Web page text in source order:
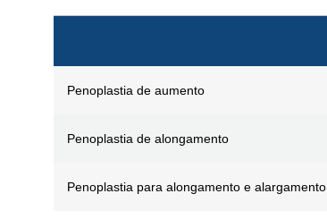
Penoplastia de aumento
Penoplastia de alongamento
Penoplastia para alongamento e alargamento